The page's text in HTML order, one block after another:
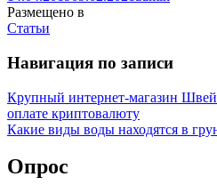
Размещено в
Статьи
Навигация по записи
Крупный интернет-магазин
оплате криптовалюту
Какие виды воды находятся в
Опрос